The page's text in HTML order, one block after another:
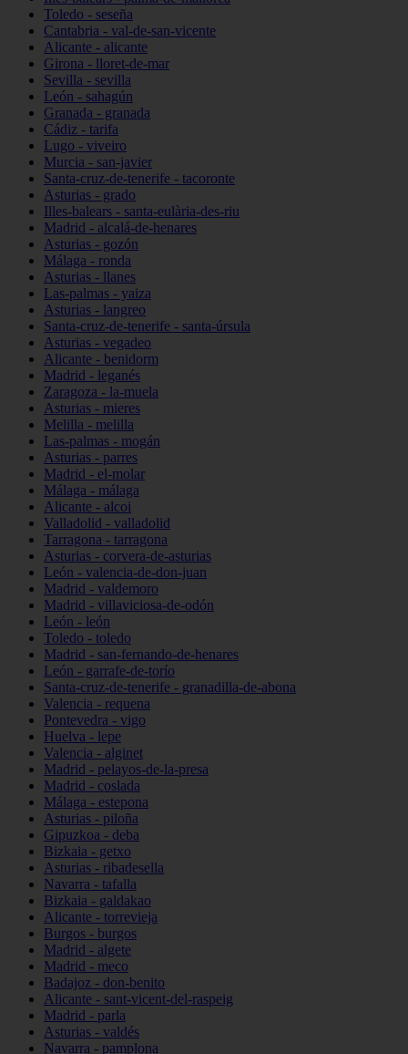
Toledo - seseña
Cantabria - val-de-san-vicente
Alicante - alicante
Girona - lloret-de-mar
Sevilla - sevilla
León - sahagún
Granada - granada
Cádiz - tarifa
Lugo - viveiro
Murcia - san-javier
Santa-cruz-de-tenerife - tacoronte
Asturias - grado
Illes-balears - santa-eulària-des-riu
Madrid - alcalá-de-henares
Asturias - gozón
Málaga - ronda
Asturias - llanes
Las-palmas - yaiza
Asturias - langreo
Santa-cruz-de-tenerife - santa-úrsula
Asturias - vegadeo
Alicante - benidorm
Madrid - leganés
Zaragoza - la-muela
Asturias - mieres
Melilla - melilla
Las-palmas - mogán
Asturias - parres
Madrid - el-molar
Málaga - málaga
Alicante - alcoi
Valladolid - valladolid
Tarragona - tarragona
Asturias - corvera-de-asturias
León - valencia-de-don-juan
Madrid - valdemoro
Madrid - villaviciosa-de-odón
León - león
Toledo - toledo
Madrid - san-fernando-de-henares
León - garrafe-de-torío
Santa-cruz-de-tenerife - granadilla-de-abona
Valencia - requena
Pontevedra - vigo
Huelva - lepe
Valencia - alginet
Madrid - pelayos-de-la-presa
Madrid - coslada
Málaga - estepona
Asturias - piloña
Gipuzkoa - deba
Bizkaia - getxo
Asturias - ribadesella
Navarra - tafalla
Bizkaia - galdakao
Alicante - torrevieja
Burgos - burgos
Madrid - algete
Madrid - meco
Badajoz - don-benito
Alicante - sant-vicent-del-raspeig
Madrid - parla
Asturias - valdés
Navarra - pamplona